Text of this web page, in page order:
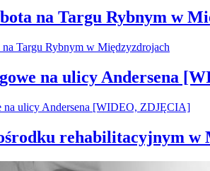
na Targu Rybnym w
na ulicy Andersena
rehabilitacyjnym w